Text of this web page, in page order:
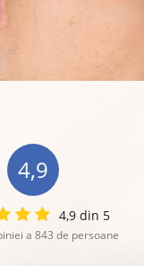
4,9
4,9 din 5
a 843 de persoane